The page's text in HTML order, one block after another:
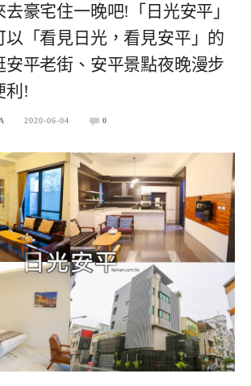
豪宅住一晚吧!「日光安平」
以「看見日光，看見安平」的
安平老街、安平景點夜晚漫步
利!
2020-06-04 0